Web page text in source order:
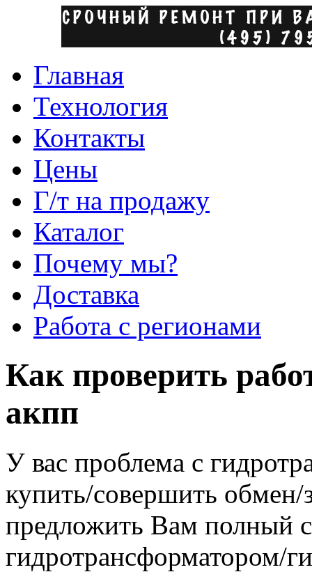
Главная
Технология
Контакты
Цены
Г/т на продажу
Каталог
Почему мы?
Доставка
Работа с регионами
Как проверить
акпп
У вас проблема с
купить/совершить
предложить Вам полный